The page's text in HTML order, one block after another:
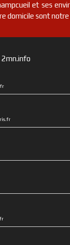
et ses
domicile sont
2mn.info